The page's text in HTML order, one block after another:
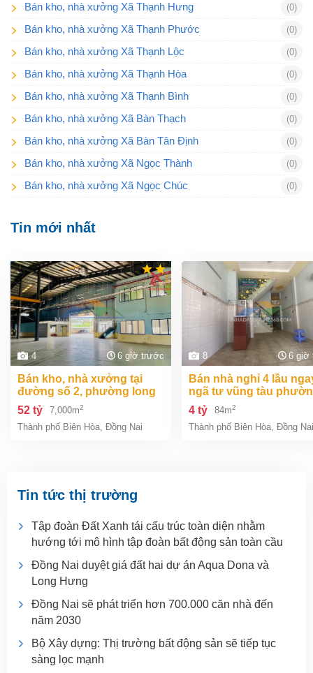
Bán kho, nhà xưởng Xã Thạnh Hưng (0)
Bán kho, nhà xưởng Xã Thạnh Phước (0)
Bán kho, nhà xưởng Xã Thạnh Lộc (0)
Bán kho, nhà xưởng Xã Thạnh Hòa (0)
Bán kho, nhà xưởng Xã Thạnh Bình (0)
Bán kho, nhà xưởng Xã Bàn Thạch (0)
Bán kho, nhà xưởng Xã Bàn Tân Định (0)
Bán kho, nhà xưởng Xã Ngọc Thành (0)
Bán kho, nhà xưởng Xã Ngọc Chúc (0)
Tin mới nhất
4 6 giờ trước
bán kho, nhà xưởng tại
đường số 2, phường long
bình, thành phố biên hòa,
đồng nai giá 52 tỷ
52 tỷ 7,000m2
Thành phố Biên Hòa, Đồng Nai
8 6 giờ
bán nhà nghỉ 4 lầu ngay
ngã tư vũng tàu
an bình biên hòa đồng
giá chỉ 4 tỷ
4 tỷ 84m2
Thành phố Biên Hòa, Đồng Nai
Tin tức thị trường
Tập đoàn Đất Xanh tái cấu trúc toàn diện nhằm
hướng tới mô hình tập đoàn bất động sản toàn cầu
Đồng Nai duyệt giá đất hai dự án Aqua Dona và
Long Hưng
Đồng Nai sẽ phát triển hơn 700.000 căn nhà đến
năm 2030
Bộ Xây dựng: Thị trường bất động sản sẽ tiếp tục
sàng lọc mạnh